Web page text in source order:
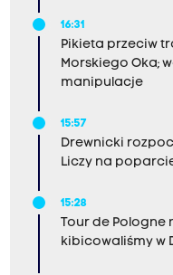
16:31
Pikieta przeciw
Morskiego Oka;
manipulacje
15:57
Drewnicki
Liczy na
15:28
Tour de Pologne
kibicowaliśmy w